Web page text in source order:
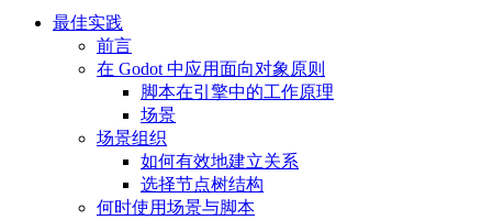
最佳实践
前言
在 Godot 中应用面向对象原则
脚本在引擎中的工作原理
场景
场景组织
如何有效地建立关系
选择节点树结构
何时使用场景与脚本